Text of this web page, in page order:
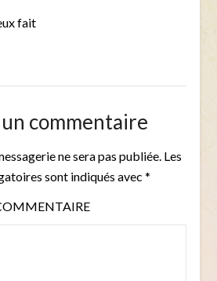
fait
commentaire
ne sera pas publiée.Les
sont indiqués avec *